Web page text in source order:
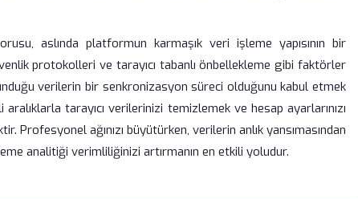
aslında platformun karmaşık veri işleme yapısının bir
protokolleri ve tarayıcı tabanlı önbellekleme gibi faktörler
verilerin bir senkronizasyon süreci olduğunu kabul etmek
tarayıcı verilerinizi temizlemek ve hesap ayarlarınızı
Profesyonel ağınızı büyütürken, verilerin anlık yansımasından
analitiği verimliliğinizi artırmanın en etkili yoludur.